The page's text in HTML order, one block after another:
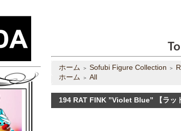
ペ
ホーム ＞ Sofubi Figure Collection ＞
ホーム
＞ All
194 RAT FINK ”Violet Blue” 【ラッ